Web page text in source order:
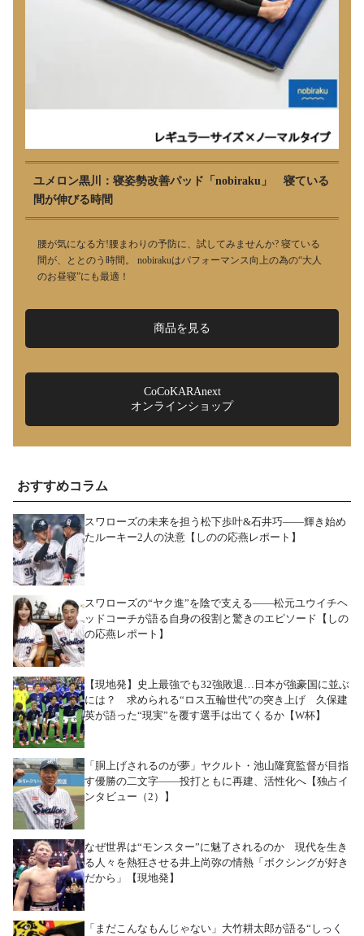
ユメロン黒川：寝姿勢改善パッド「nobiraku」 寝ている
間が伸びる時間
腰が気になる方!腰まわりの予防に、試してみませんか? 寝ている
間が、ととのう時間。 nobirakuはパフォーマンス向上の為の“大人
のお昼寝”にも最適！
商品を見る
CoCoKARAnext
オンラインショップ
おすすめコラム
スワローズの未来を担う松下歩叶&石井巧――輝き始め
たルーキー2人の決意【しのの応燕レポート】
スワローズの“ヤク進”を陰で支える――松元ユウイチヘ
ッドコーチが語る自身の役割と驚きのエピソード【しの
の応燕レポート】
【現地発】史上最強でも32強敗退…日本が強豪国に並ぶ
には？ 求められる“ロス五輪世代”の突き上げ 久保建
英が語った“現実”を覆す選手は出てくるか【W杯】
「胴上げされるのが夢」ヤクルト・池山隆寛監督が目指
す優勝の二文字――投打ともに再建、活性化へ【独占イ
ンタビュー（2）】
なぜ世界は“モンスター”に魅了されるのか 現代を生き
る人々を熱狂させる井上尚弥の情熱「ボクシングが好き
だから」【現地発】
「まだこんなもんじゃない」大竹耕太郎が語る“しっく